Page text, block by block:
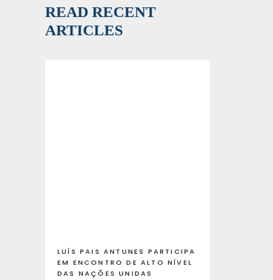
READ RECENT
ARTICLES
LUÍS PAIS ANTUNES PARTICIPA
EM ENCONTRO DE ALTO NÍVEL
DAS NAÇÕES UNIDAS